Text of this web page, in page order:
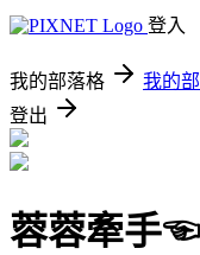
登入
我的部落格 我的
登出
蓉蓉牽手☜